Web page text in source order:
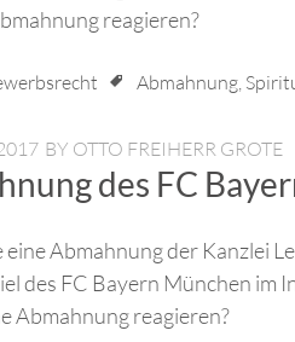
reagieren?
Abmahnung
BY OTTO FREIHERR GROTE
des FC
eine Abmahnung der Kanzlei
des FC Bayern München im
Abmahnung reagieren?